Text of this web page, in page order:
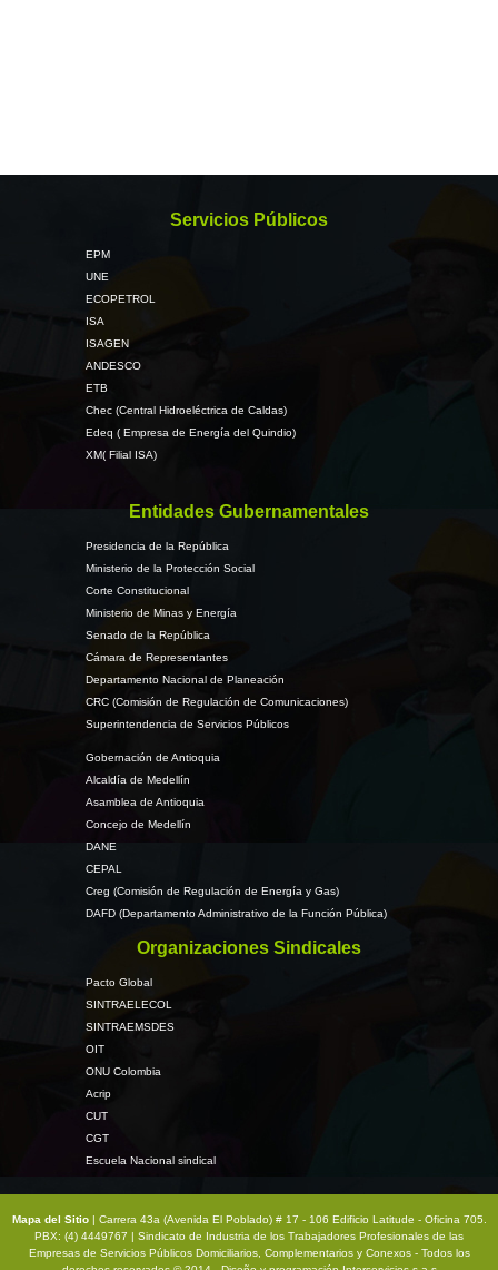
Servicios Públicos
EPM
UNE
ECOPETROL
ISA
ISAGEN
ANDESCO
ETB
Chec (Central Hidroeléctrica de Caldas)
Edeq ( Empresa de Energía del Quindio)
XM( Filial ISA)
Entidades Gubernamentales
Presidencia de la República
Ministerio de la Protección Social
Corte Constitucional
Ministerio de Minas y Energía
Senado de la República
Cámara de Representantes
Departamento Nacional de Planeación
CRC (Comisión de Regulación de Comunicaciones)
Superintendencia de Servicios Públicos
Gobernación de Antioquia
Alcaldía de Medellín
Asamblea de Antioquia
Concejo de Medellín
DANE
CEPAL
Creg (Comisión de Regulación de Energía y Gas)
DAFD (Departamento Administrativo de la Función Pública)
Organizaciones Sindicales
Pacto Global
SINTRAELECOL
SINTRAEMSDES
OIT
ONU Colombia
Acrip
CUT
CGT
Escuela Nacional sindical
Mapa del Sitio | Carrera 43a (Avenida El Poblado) # 17 - 106 Edificio Latitude - Oficina 705.
PBX: (4) 4449767 | Sindicato de Industria de los Trabajadores Profesionales de las
Empresas de Servicios Públicos Domiciliarios, Complementarios y Conexos - Todos los